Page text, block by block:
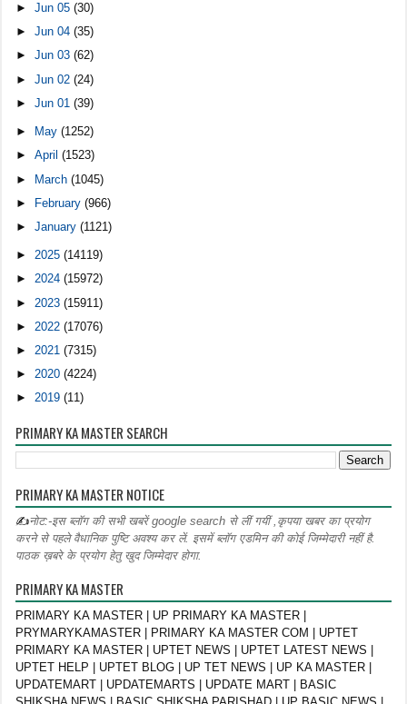
►Jun 05(30)
►Jun 04(35)
►Jun 03(62)
►Jun 02(24)
►Jun 01(39)
► May(1252)
►April(1523)
► March(1045)
► February(966)
►January(1121)
►2025(14119)
►2024(15972)
► 2023(15911)
► 2022(17076)
►2021(7315)
►2020(4224)
►2019(11)
PRIMARY KA MASTER SEARCH
PRIMARY KA MASTER NOTICE
✍नोट:-इस ब्लॉग की सभी खबरें google search से लीं गयीं ,कृपया खबर का प्रयोग
करने से पहले वैधानिक पुष्टि अवश्य कर लें. इसमें ब्लॉग एडमिन की कोई जिम्मेदारी नहीं है.
पाठक ख़बरे के प्रयोग हेतु खुद जिम्मेदार होगा.
PRIMARY KA MASTER
PRIMARY KA MASTER | UP PRIMARY KA MASTER |
PRYMARYKAMASTER | PRIMARY KA MASTER COM | UPTET
PRIMARY KA MASTER | UPTET NEWS | UPTET LATEST NEWS |
UPTET HELP | UPTET BLOG | UP TET NEWS | UP KA MASTER |
UPDATEMART | UPDATEMARTS | UPDATE MART | BASIC